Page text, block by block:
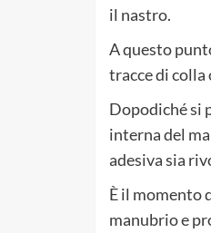
il nastro.
A questo
tracce di colla
Dopodiché si
interna del
adesiva sia
È il momento
manubrio e